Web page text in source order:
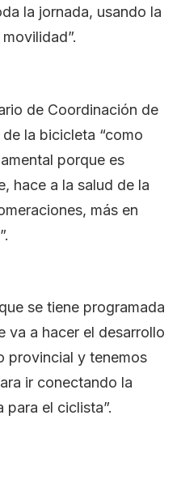
la jornada, usando la
de Coordinación de
la bicicleta “como
porque es
hace a la salud de la
más en
se tiene programada
va a hacer el desarrollo
provincial y tenemos
ir conectando la
para el ciclista”.